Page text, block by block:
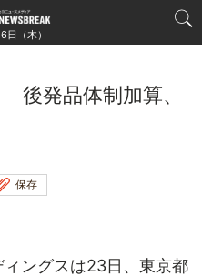
（木）
発品体制加算、
保存
ングスは23日、東京都